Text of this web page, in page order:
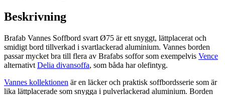
Beskrivning
Brafab Vannes Soffbord svart Ø75 är ett snyggt, lättplacerat och
smidigt bord tillverkad i svartlackerad aluminium. Vannes borden
passar mycket bra till flera av Brafabs soffor som exempelvis Vence
alternativt Delia divansoffa, som båda har olefintyg.
Vannes kollektionen är en läcker och praktisk soffbordsserie som är
lika lättplacerade som snygga i pulverlackerad aluminium. Borden